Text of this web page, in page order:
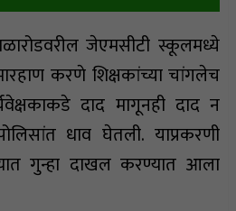
जेएमसीटी स्कूलमध्ये
मारहाण करणे शिक्षकांच्या चांगलेच
दाद मागूनही दाद न
धाव घेतली. याप्रकरणी
गुन्हा दाखल करण्यात आला